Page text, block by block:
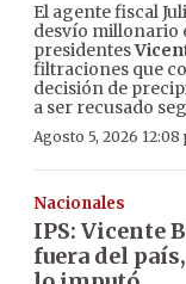
El agente fiscal
desvío millonario
presidentes
filtraciones que
decisión de
a ser recusado
Agosto 5, 2026 12:08
Nacionales
IPS: Vicente
fuera del